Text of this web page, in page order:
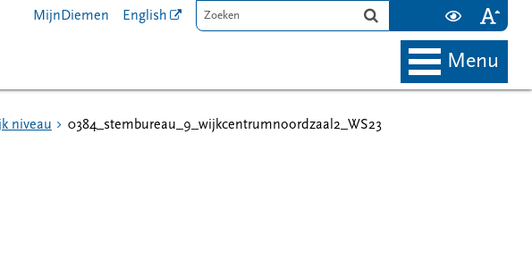
MijnDiemen English
menu
niveau 0384_stembureau_9_wijkcentrumnoordzaal2_WS23